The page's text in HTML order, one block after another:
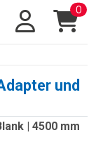
0
und
| 4500 mm